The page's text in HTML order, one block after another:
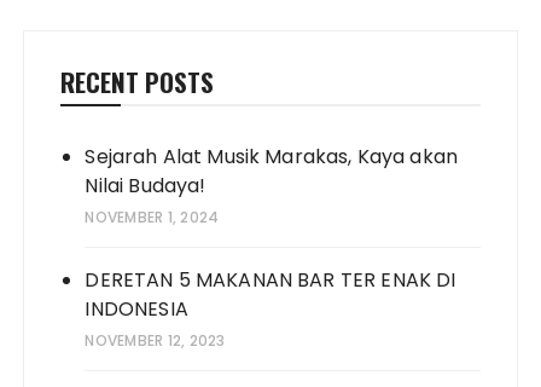
RECENT POSTS
Sejarah Alat Musik Marakas, Kaya akan
Nilai Budaya!
NOVEMBER 1, 2024
DERETAN 5 MAKANAN BAR TER ENAK DI
INDONESIA
NOVEMBER 12, 2023